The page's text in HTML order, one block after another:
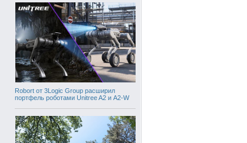
Robort от 3Logic Group расширил
портфель роботами Unitree A2 и A2-W